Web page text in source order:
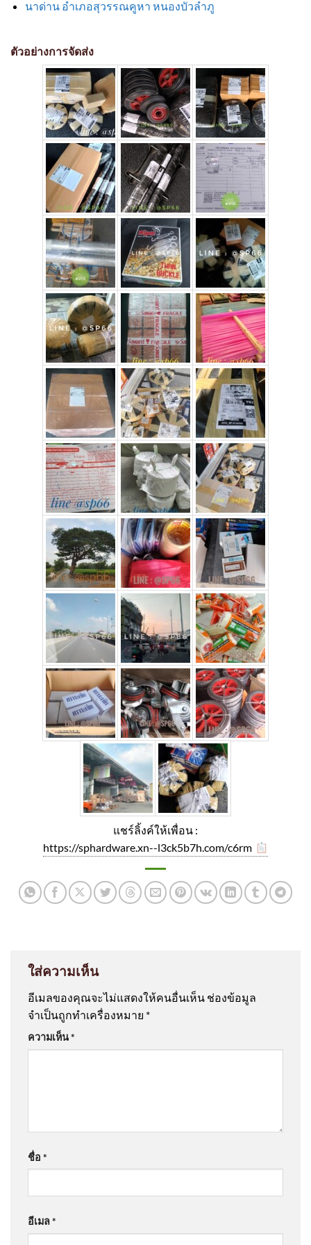
นาด่าน อำเภอสุวรรณคูหา หนองบัวลำภู
ตัวอย่างการจัดส่ง
แชร์ลิ้งค์ให้เพื่อน :
https://sphardware.xn--l3ck5b7h.com/c6rm
ใส่ความเห็น
อีเมลของคุณจะไม่แสดงให้คนอื่นเห็น ช่องข้อมูล
จำเป็นถูกทำเครื่องหมาย *
ความเห็น*
ชื่อ *
อีเมล*